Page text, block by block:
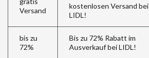
Versand
kostenlosen Versand bei
LIDL!
bis zu
72%
Bis zu 72% Rabatt im
Ausverkauf bei LIDL!